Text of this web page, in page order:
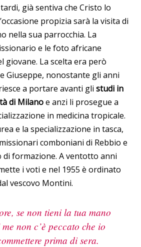
già sentiva che Cristo lo
propizia sarà la visita di
nella sua parrocchia. La
e le foto africane
giovane. La scelta era però
Giuseppe, nonostante gli anni
a portare avanti glistudi in
di Milanoe anzi li prosegue a
in medicina tropicale.
e la specializzazione in tasca,
comboniani di Rebbio e
di formazione. A ventotto anni
i voti e nel 1955 è ordinato
vescovo Montini.
se non tieni la tua mano
non c’è peccato che io
prima di sera.